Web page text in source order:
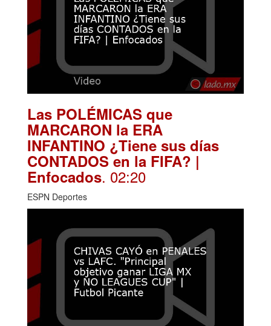
Las POLÉMICAS que
MARCARON la ERA
INFANTINO ¿Tiene sus días
CONTADOS en la FIFA? |
Enfocados. 02:20
ESPN Deportes